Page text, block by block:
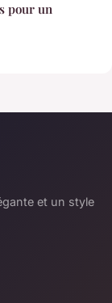
pour un
et un style